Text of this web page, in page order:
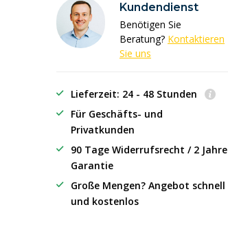
Kundendienst
Benötigen Sie
Beratung? Kontaktieren
Sie uns
Lieferzeit: 24 - 48 Stunden
Für Geschäfts- und
Privatkunden
90 Tage Widerrufsrecht / 2 Jahre
Garantie
Große Mengen? Angebot schnell
und kostenlos